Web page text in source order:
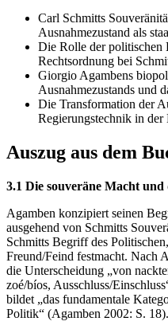
Carl Schmitts
Ausnahmezustand als
Die Rolle der politischen
Rechtsordnung bei
Giorgio Agambens
Ausnahmezustands und
Die Transformation der
Regierungstechnik in der
Auszug aus dem
3.1 Die souveräne Macht und
Agamben konzipiert seinen
ausgehend von Schmitts
Schmitts Begriff des
Freund/Feind festmacht. Nach
die Unterscheidung „von
zoé/bíos, Ausschluss/
bildet „das fundamentale
Politik“ (Agamben 2002: S. 18).